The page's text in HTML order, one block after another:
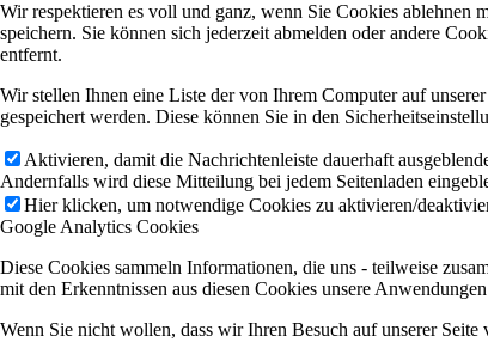
Wir respektieren es voll und ganz, wenn Sie Cookies ablehnen
speichern. Sie können sich jederzeit abmelden oder andere
entfernt.
Wir stellen Ihnen eine Liste der von Ihrem Computer auf
gespeichert werden. Diese können Sie in den
Aktivieren, damit die Nachrichtenleiste dauerhaft
Andernfalls wird diese Mitteilung bei jedem Seitenladen
Hier klicken, um notwendige Cookies zu aktivieren/
Google Analytics Cookies
Diese Cookies sammeln Informationen, die uns - teilweise
mit den Erkenntnissen aus diesen Cookies unsere
Wenn Sie nicht wollen, dass wir Ihren Besuch auf unserer